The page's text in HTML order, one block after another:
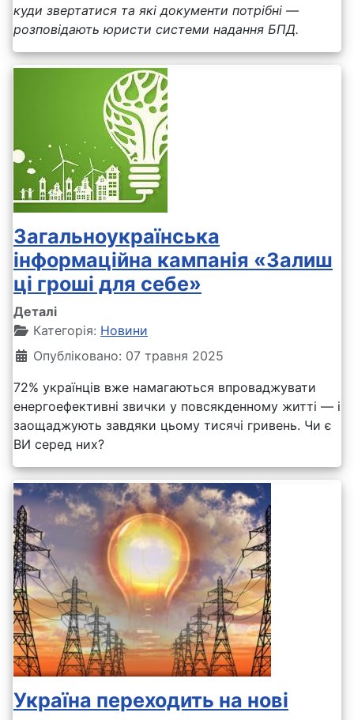
куди звертатися та які документи потрібні —
розповідають юристи системи надання БПД.
Загальноукраїнська
інформаційна кампанія «Залиш
ці гроші для себе»
Деталі
Категорія: Новини
Опубліковано: 07 травня 2025
72% українців вже намагаються впроваджувати
енергоефективні звички у повсякденному житті — і
заощаджують завдяки цьому тисячі гривень. Чи є
ВИ серед них?
Україна переходить на нові